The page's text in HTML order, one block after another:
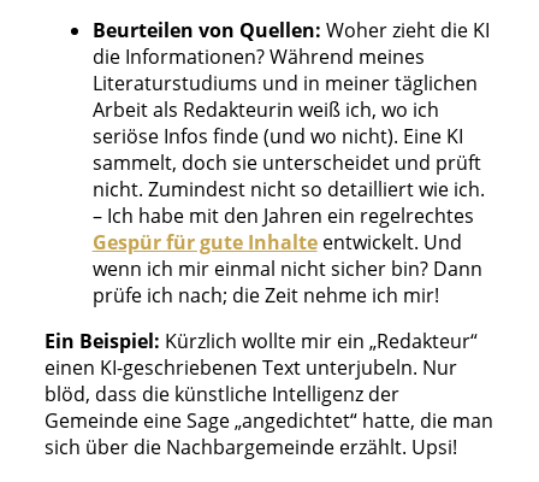
Beurteilen von Quellen: Woher zieht die KI
die Informationen? Während meines
Literaturstudiums und in meiner täglichen
Arbeit als Redakteurin weiß ich, wo ich
seriöse Infos finde (und wo nicht). Eine KI
sammelt, doch sie unterscheidet und prüft
nicht. Zumindest nicht so detailliert wie ich.
– Ich habe mit den Jahren ein regelrechtes
Gespür für gute Inhalteentwickelt. Und
wenn ich mir einmal nicht sicher bin? Dann
prüfe ich nach; die Zeit nehme ich mir!
Ein Beispiel: Kürzlich wollte mir ein „Redakteur“
einen KI-geschriebenen Text unterjubeln. Nur
blöd, dass die künstliche Intelligenz der
Gemeinde eine Sage „angedichtet“ hatte, die man
sich über die Nachbargemeinde erzählt. Upsi!